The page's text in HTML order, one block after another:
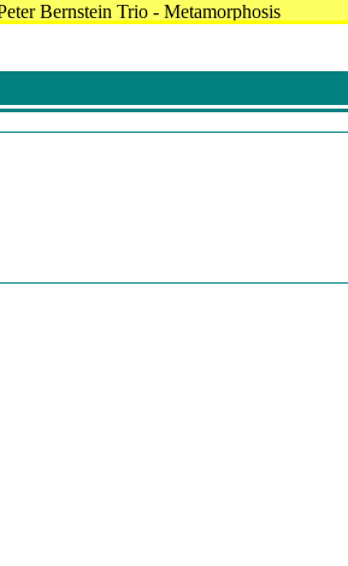
Bernstein Trio - Metamorphosis
- Massimo Farao - Easy Livin
Allen - I'll Be Seeing You
- Frank Wess Quartet - It's So Peaceful In